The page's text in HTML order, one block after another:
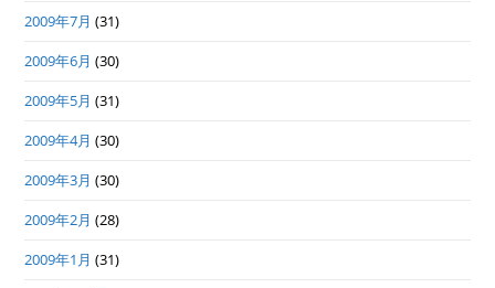
2009年7月 (31)
2009年6月 (30)
2009年5月 (31)
2009年4月 (30)
2009年3月 (30)
2009年2月 (28)
2009年1月 (31)